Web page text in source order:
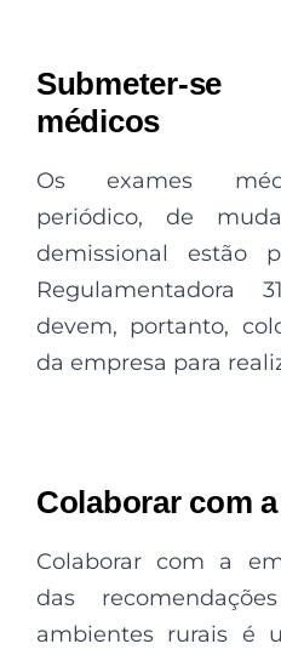
Submeter-
médicos
Os exames
periódico, de
demissional estão
Regulamentadora
devem, portanto,
da empresa para
Colaborar com
Colaborar com a
das
ambientes rurais é